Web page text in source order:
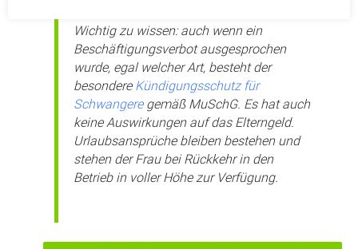
Wichtig zu wissen: auch wenn ein
Beschäftigungsverbot ausgesprochen
wurde, egal welcher Art, besteht der
besondere Kündigungsschutz für
Schwangeregemäß MuSchG. Es hat auch
keine Auswirkungen auf das Elterngeld.
Urlaubsansprüche bleiben bestehen und
stehen der Frau bei Rückkehr in den
Betrieb in voller Höhe zur Verfügung.